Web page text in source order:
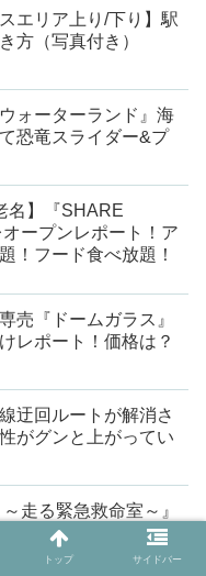
エリア上り/下り】駅
方（写真付き）
ォーターランド』海
恐竜スライダー&プ
名】『SHARE
ープンレポート！ア
！フード食べ放題！
売『ドームガラス』
レポート！価格は？
迂回ルートが解消さ
がグンと上がってい
走る緊急救命室～』
レポート！ERバイク
！
トップ サイドバー